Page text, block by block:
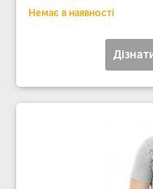
Немає в наявності